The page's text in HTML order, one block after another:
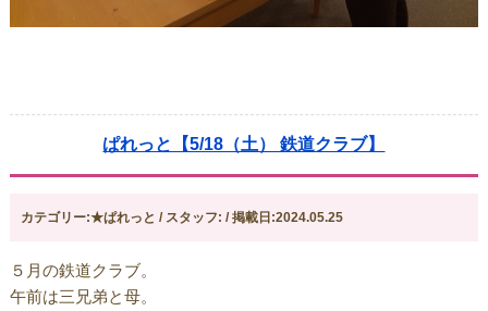
ぱれっと【5/18（土） 鉄道クラブ】
カテゴリー:★ぱれっと / スタッフ: / 掲載日:2024.05.25
５月の鉄道クラブ。
午前は三兄弟と母。